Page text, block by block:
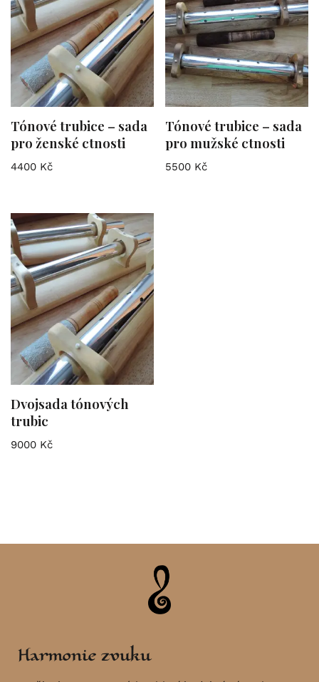
Tónové trubice – sada
pro ženské ctnosti
4400 Kč
Tónové trubice – sada
pro mužské ctnosti
5500 Kč
Dvojsada tónových
trubic
9000 Kč
Harmonie zvuku